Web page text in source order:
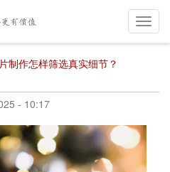
制作怎样筛选真实细节？
- 10:17